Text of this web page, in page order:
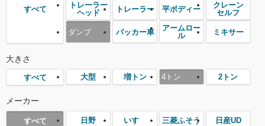
すべて
トレーラー
ヘッド
トレーラー 平ボディー
クレーン
セルフ
ダンプ パッカー車
アームロー
ル
ミキサー
大きさ
すべて 大型 増トン 4トン 2トン
メーカー
すべて 日野 いすゞ 三菱ふそう 日産UD